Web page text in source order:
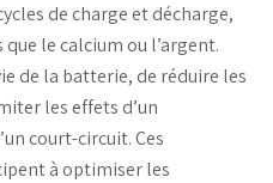
de charge et décharge,
le calcium ou l’argent.
de la batterie, de réduire les
les effets d’un
court-circuit. Ces
à optimiser les